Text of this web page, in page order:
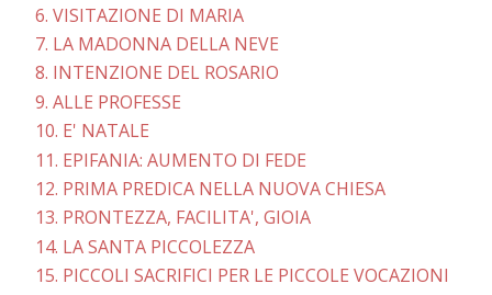
6. VISITAZIONE DI MARIA
7. LA MADONNA DELLA NEVE
8. INTENZIONE DEL ROSARIO
9. ALLE PROFESSE
10. E' NATALE
11. EPIFANIA: AUMENTO DI FEDE
12. PRIMA PREDICA NELLA NUOVA CHIESA
13. PRONTEZZA, FACILITA', GIOIA
14. LA SANTA PICCOLEZZA
15. PICCOLI SACRIFICI PER LE PICCOLE VOCAZIONI